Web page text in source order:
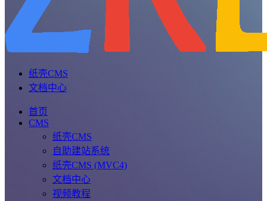
纸壳CMS
文档中心
首页
CMS
纸壳CMS
自助建站系统
纸壳CMS (MVC4)
文档中心
视频教程